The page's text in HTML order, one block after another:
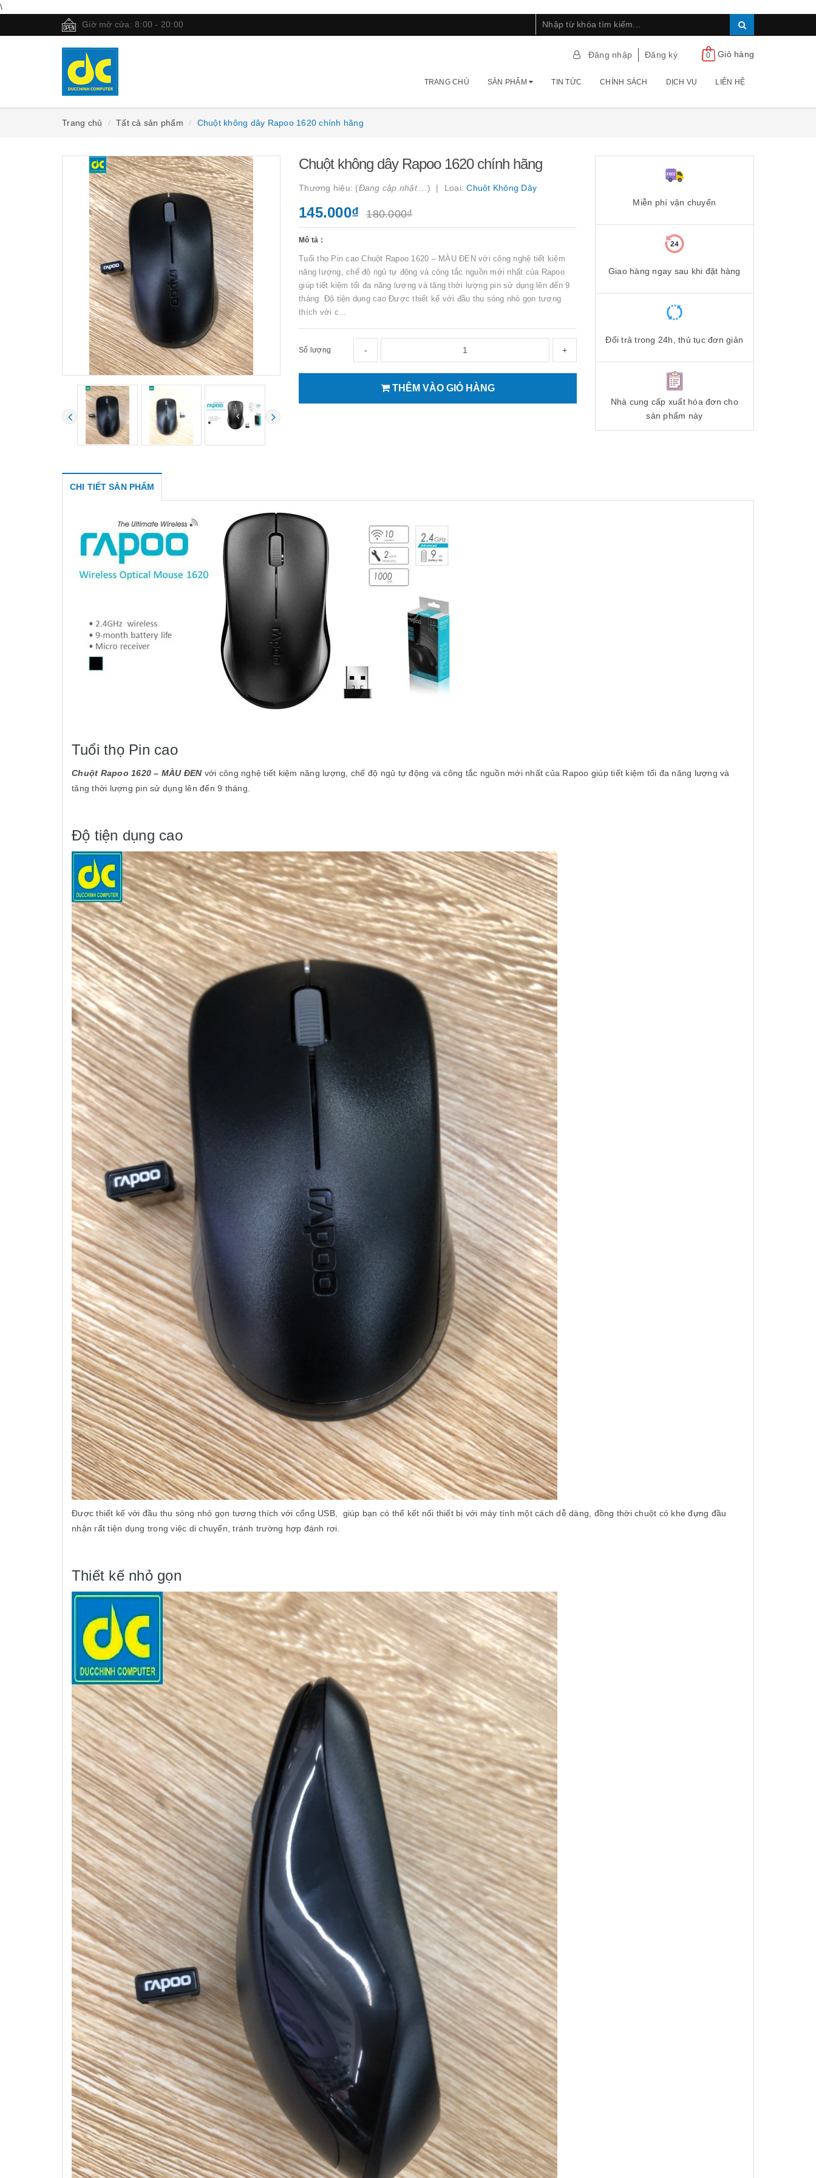
\
Giờ mở cửa: 8:00 - 20:00
Đăng nhập Đăng ký 0 Giỏ hàng
TRANG CHỦ SẢN PHẨM TIN TỨC CHÍNH SÁCH DỊCH VỤ LIÊN HỆ
Trang chủ Tất cả sản phẩm Chuột không dây Rapoo 1620 chính hãng
Chuột không dây Rapoo 1620 chính hãng
Thương hiệu: (Đang cập nhật ... ) Loại:Chuột Không Dây
145.000₫ 180.000₫
Mô tả :
Tuổi thọ Pin cao Chuột Rapoo 1620 – MÀU ĐEN với công nghệ tiết kiệm
năng lượng, chế độ ngủ tự động và công tắc nguồn mới nhất của Rapoo
giúp tiết kiệm tối đa năng lượng và tăng thời lượng pin sử dụng lên đến 9
tháng. Độ tiện dụng cao Được thiết kế với đầu thu sóng nhỏ gọn tương
thích với c...
Số lượng - +
THÊM VÀO GIỎ HÀNG
Miễn phí vận chuyển
Giao hàng ngay sau khi đặt hàng
Đổi trả trong 24h, thủ tục đơn giản
Nhà cung cấp xuất hóa đơn cho
sản phẩm này
CHI TIẾT SẢN PHẨM
Tuổi thọ Pin cao
Chuột Rapoo 1620 – MÀU ĐENvới công nghệ tiết kiệm năng lượng, chế độ ngủ tự động và công tắc nguồn mới nhất của Rapoo giúp tiết kiệm tối đa năng lượng và
tăng thời lượng pin sử dụng lên đến 9 tháng.
Độ tiện dụng cao
Được thiết kế với đầu thu sóng nhỏ gọn tương thích với cổng USB, giúp bạn có thể kết nối thiết bị với máy tính một cách dễ dàng, đồng thời chuột có khe đựng đầu
nhận rất tiện dụng trong việc di chuyển, tránh trường hợp đánh rơi.
Thiết kế nhỏ gọn